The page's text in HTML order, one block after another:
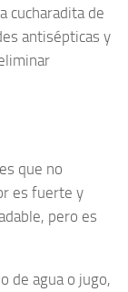
cucharadita de
antisépticas y
que no
es fuerte y
pero es
de agua o jugo,